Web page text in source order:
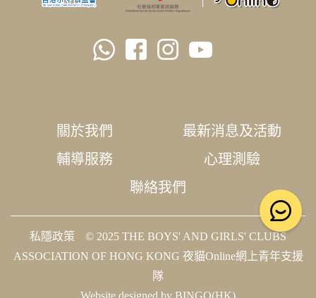
關於我們
最新消息及活動
輔導服務
心理測驗
聯絡我們
私隱政策
© 2025 THE BOYS' AND GIRLS' CLUBS
ASSOCIATION OF HONG KONG 夜貓Online網上青年支援
隊
Website designed by BINGO(HK)